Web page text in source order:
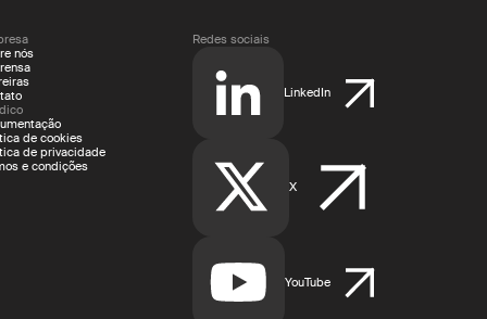
nós
de cookies
de privacidade
e condições
Redes sociais
LinkedIn
X
YouTube